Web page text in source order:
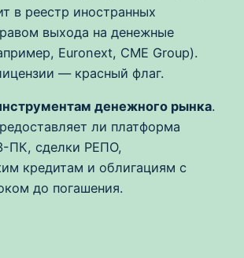
в реестр иностранных
выхода на денежные
Euronext, CME Group).
— красный флаг.
денежного рынка.
ли платформа
ПК, сделки РЕПО,
кредитам и облигациям с
до погашения.